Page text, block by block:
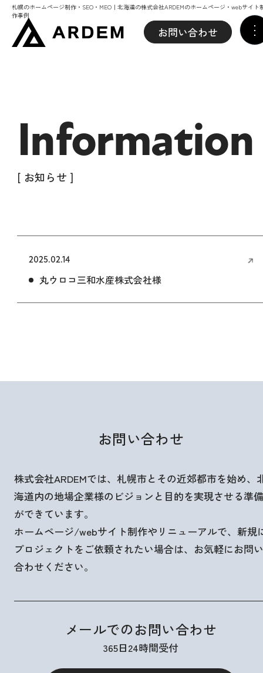
札幌のホームページ制作・SEO・MEO｜北海道の株式会社ARDEMのホームページ・webサイト
作事例
お問い合わせ
Information
[ お知らせ ]
2025.02.14
丸ウロコ三和水産株式会社様
お問い合わせ
株式会社ARDEMでは、札幌市とその近郊都市を始め、
海道内の地場企業様のビジョンと目的を実現させる準備
ができています。
ホームページ/webサイト制作やリニューアルで、新規
プロジェクトをご依頼されたい場合は、お気軽にお問い
合わせください。
メールでのお問い合わせ
365日24時間受付